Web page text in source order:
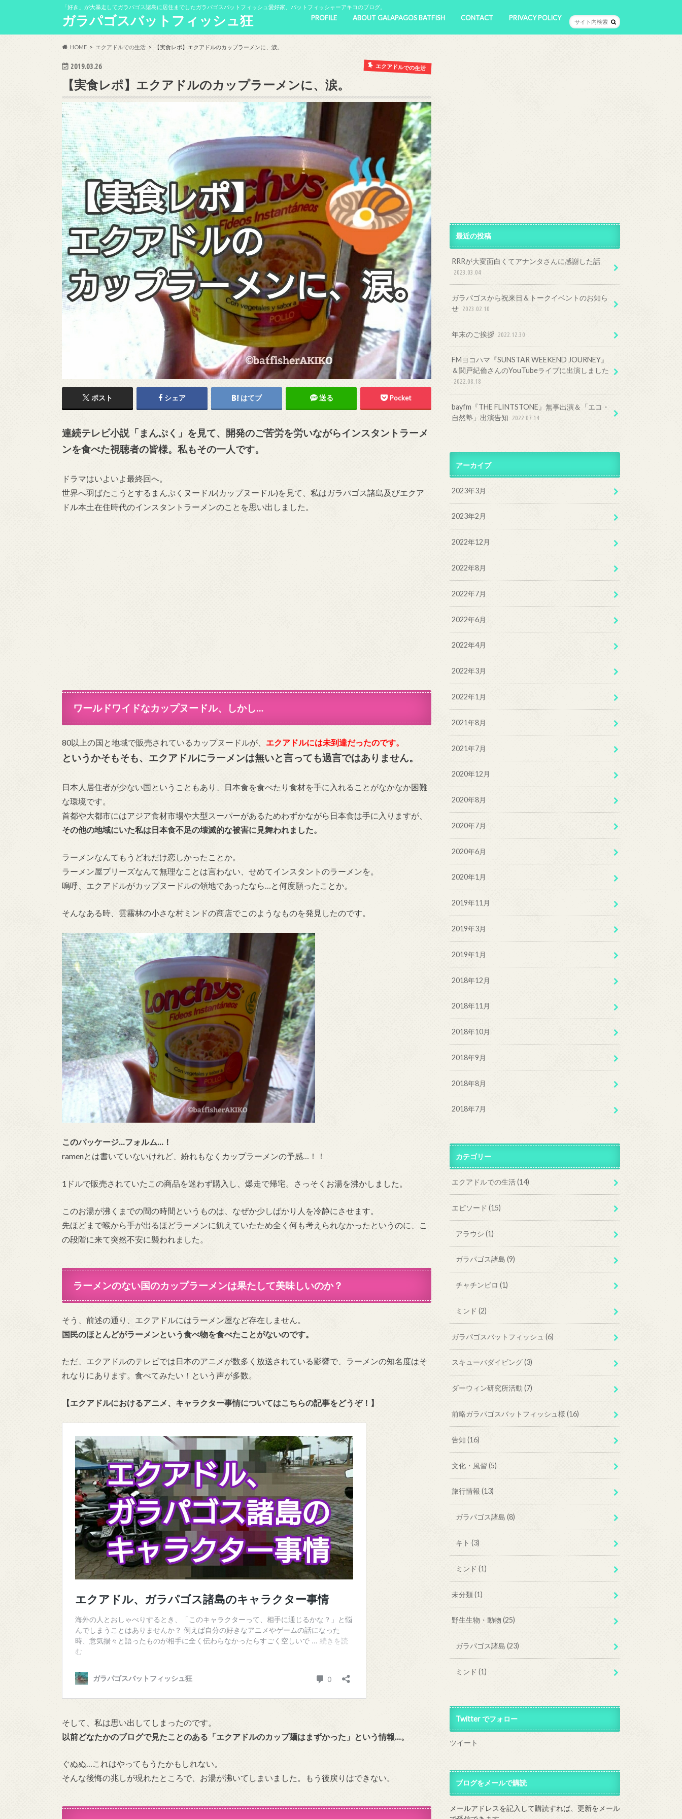
「好き」が大暴走してガラパゴス諸島に居住までしたガラパゴスバットフィッシュ愛好家、バットフィッシャーアキコのブログ。
ガラパゴスバットフィッシュ狂 PROFILE ABOUT GALAPAGOS BATFISH CONTACT PRIVACY POLICY
HOME エクアドルでの生活 【実食レポ】エクアドルのカップラーメンに、涙。
2019.03.26 エクアドルでの生活
【実食レポ】エクアドルのカップラーメンに、涙。
ポスト シェア はてブ 送る Pocket
連続テレビ小説「まんぷく」を見て、開発のご苦労を労いながらインスタントラーメ
ンを食べた視聴者の皆様。私もその一人です。
ドラマはいよいよ最終回へ。
世界へ羽ばたこうとするまんぷくヌードル(カップヌードル)を見て、私はガラパゴス諸島及びエクア
ドル本土在住時代のインスタントラーメンのことを思い出しました。
ワールドワイドなカップヌードル、しかし…
80以上の国と地域で販売されているカップヌードルが、 エクアドルには未到達だったのです。
というかそもそも、エクアドルにラーメンは無いと言っても過言ではありません。
日本人居住者が少ない国ということもあり、日本食を食べたり食材を手に入れることがなかなか困難
な環境です。
首都や大都市にはアジア食材市場や大型スーパーがあるためわずかながら日本食は手に入りますが、
その他の地域にいた私は日本食不足の壊滅的な被害に見舞われました。
ラーメンなんてもうどれだけ恋しかったことか。
ラーメン屋プリーズなんて無理なことは言わない、せめてインスタントのラーメンを。
嗚呼、エクアドルがカップヌードルの領地であったなら…と何度願ったことか。
そんなある時、雲霧林の小さな村ミンドの商店でこのようなものを発見したのです。
このパッケージ…フォルム…！
ramenとは書いていないけれど、紛れもなくカップラーメンの予感…！！
1ドルで販売されていたこの商品を迷わず購入し、爆走で帰宅。さっそくお湯を沸かしました。
このお湯が沸くまでの間の時間というものは、なぜか少しばかり人を冷静にさせます。
先ほどまで喉から手が出るほどラーメンに飢えていたため全く何も考えられなかったというのに、こ
の段階に来て突然不安に襲われました。
ラーメンのない国のカップラーメンは果たして美味しいのか？
そう、前述の通り、エクアドルにはラーメン屋など存在しません。
国民のほとんどがラーメンという食べ物を食べたことがないのです。
ただ、エクアドルのテレビでは日本のアニメが数多く放送されている影響で、ラーメンの知名度はそ
れなりにあります。食べてみたい！という声が多数。
【エクアドルにおけるアニメ、キャラクター事情についてはこちらの記事をどうぞ！】
そして、私は思い出してしまったのです。
以前どなたかのブログで見たことのある「エクアドルのカップ麺はまずかった」という情報…。
ぐぬぬ…これはやってもうたかもしれない。
そんな後悔の兆しが現れたところで、お湯が沸いてしまいました。もう後戻りはできない。
最近の投稿
RRRが大変面白くてアナンタさんに感謝した話
2023.03.04
ガラパゴスから祝来日＆トークイベントのお知ら
せ 2023.02.10
年末のご挨拶 2022.12.30
FMヨコハマ『SUNSTAR WEEKEND JOURNEY』
＆関戸紀倫さんのYouTubeライブに出演しました
2022.08.18
bayfm『THE FLINTSTONE』無事出演＆「エコ・
自然塾」出演告知
2022.07.14
アーカイブ
2023年3月
2023年2月
2022年12月
2022年8月
2022年7月
2022年6月
2022年4月
2022年3月
2022年1月
2021年8月
2021年7月
2020年12月
2020年8月
2020年7月
2020年6月
2020年1月
2019年11月
2019年3月
2019年1月
2018年12月
2018年11月
2018年10月
2018年9月
2018年8月
2018年7月
カテゴリー
エクアドルでの生活(14)
エピソード(15)
アラウシ (1)
ガラパゴス諸島 (9)
チャチンビロ (1)
ミンド (2)
ガラパゴスバットフィッシュ(6)
スキューバダイビング(3)
ダーウィン研究所活動(7)
前略ガラパゴスバットフィッシュ様(16)
告知(16)
文化・風習(5)
旅行情報(13)
ガラパゴス諸島 (8)
キト (3)
ミンド (1)
未分類(1)
野生生物・動物(25)
ガラパゴス諸島 (23)
ミンド (1)
Twitter でフォロー
ツイート
ブログをメールで購読
メールアドレスを記入して購読すれば、更新をメール